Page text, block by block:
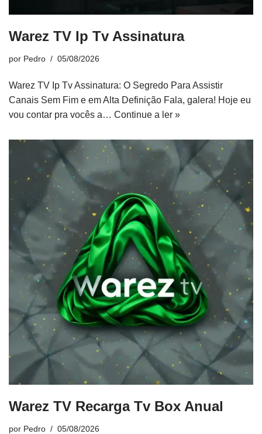
Warez TV Ip Tv Assinatura
por Pedro 05/08/2026
Warez TV Ip Tv Assinatura: O Segredo Para Assistir
Canais Sem Fim e em Alta Definição Fala, galera! Hoje eu
vou contar pra vocês a… Continue a ler »
Warez TV Recarga Tv Box Anual
por Pedro 05/08/2026